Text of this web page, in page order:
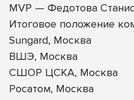
MVP — Федотова
Итоговое положение
Sungard, Москва
ВШЭ, Москва
СШОР ЦСКА, Москва
Росатом, Москва